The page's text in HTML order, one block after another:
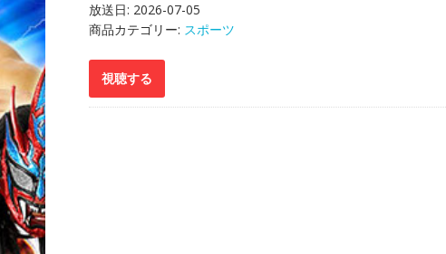
放送日: 2026-07-05
商品カテゴリー: スポーツ